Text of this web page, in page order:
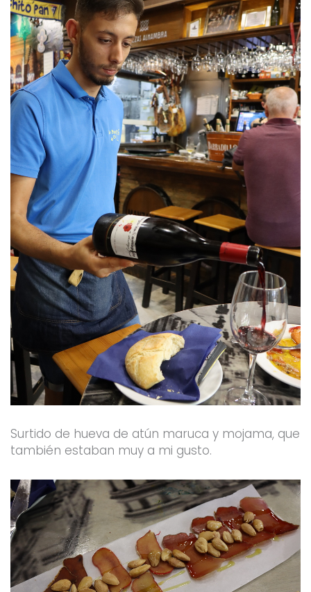
Surtido de hueva de atún maruca y mojama, que
también estaban muy a mi gusto.